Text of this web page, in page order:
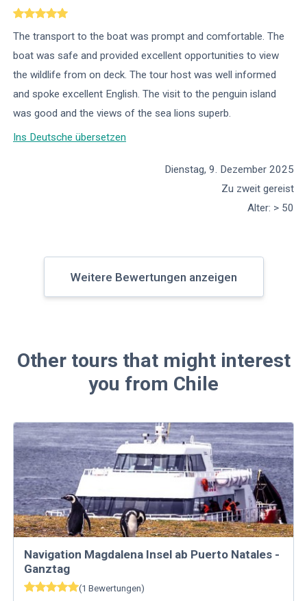
The transport to the boat was prompt and comfortable. The
boat was safe and provided excellent opportunities to view
the wildlife from on deck. The tour host was well informed
and spoke excellent English. The visit to the penguin island
was good and the views of the sea lions superb.
Ins Deutsche übersetzen
Dienstag, 9. Dezember 2025
Zu zweit gereist
Alter: > 50
Weitere Bewertungen anzeigen
Other tours that might interest
you from Chile
Navigation Magdalena Insel ab Puerto Natales -
Ganztag
(1 Bewertungen)